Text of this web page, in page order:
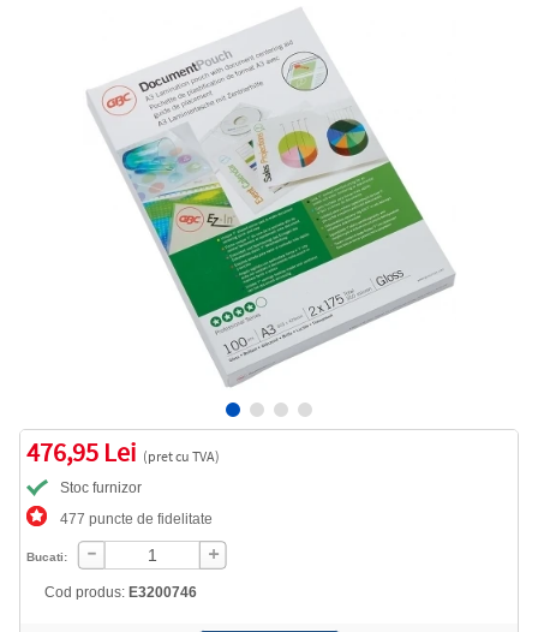
476,95 Lei (pret cu TVA)
Stoc furnizor
477 puncte de fidelitate
Bucati:
Cod produs: E3200746